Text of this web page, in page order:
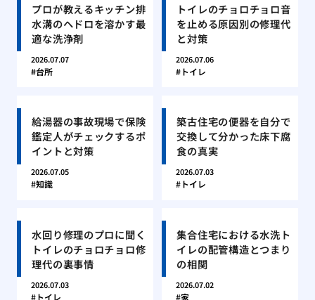
プロが教えるキッチン排
水溝のヘドロを溶かす最
適な洗浄剤
2026.07.07
台所
トイレのチョロチョロ音
を止める原因別の修理代
と対策
2026.07.06
トイレ
給湯器の事故現場で保険
鑑定人がチェックするポ
イントと対策
2026.07.05
知識
築古住宅の便器を自分で
交換して分かった床下腐
食の真実
2026.07.03
トイレ
水回り修理のプロに聞く
トイレのチョロチョロ修
理代の裏事情
2026.07.03
トイレ
集合住宅における水洗ト
イレの配管構造とつまり
の相関
2026.07.02
家